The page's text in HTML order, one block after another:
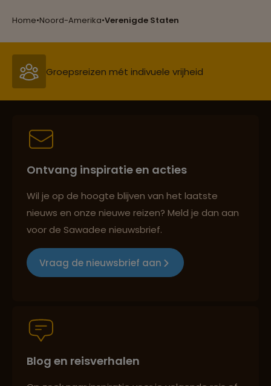
Home•Noord-Amerika•Verenigde Staten
Groepsreizen mét indivuele vrijheid
Persoonlijk en deskundig reisadvies
Reizen met oog voor mens, cultuur en milieu
Persoonlijk en deskundig reisadvies
Ontvang inspiratie en acties
Wil je op de hoogte blijven van het laatste
nieuws en onze nieuwe reizen? Meld je dan aan
voor de Sawadee nieuwsbrief.
Vraag de nieuwsbrief aan
Blog en reisverhalen